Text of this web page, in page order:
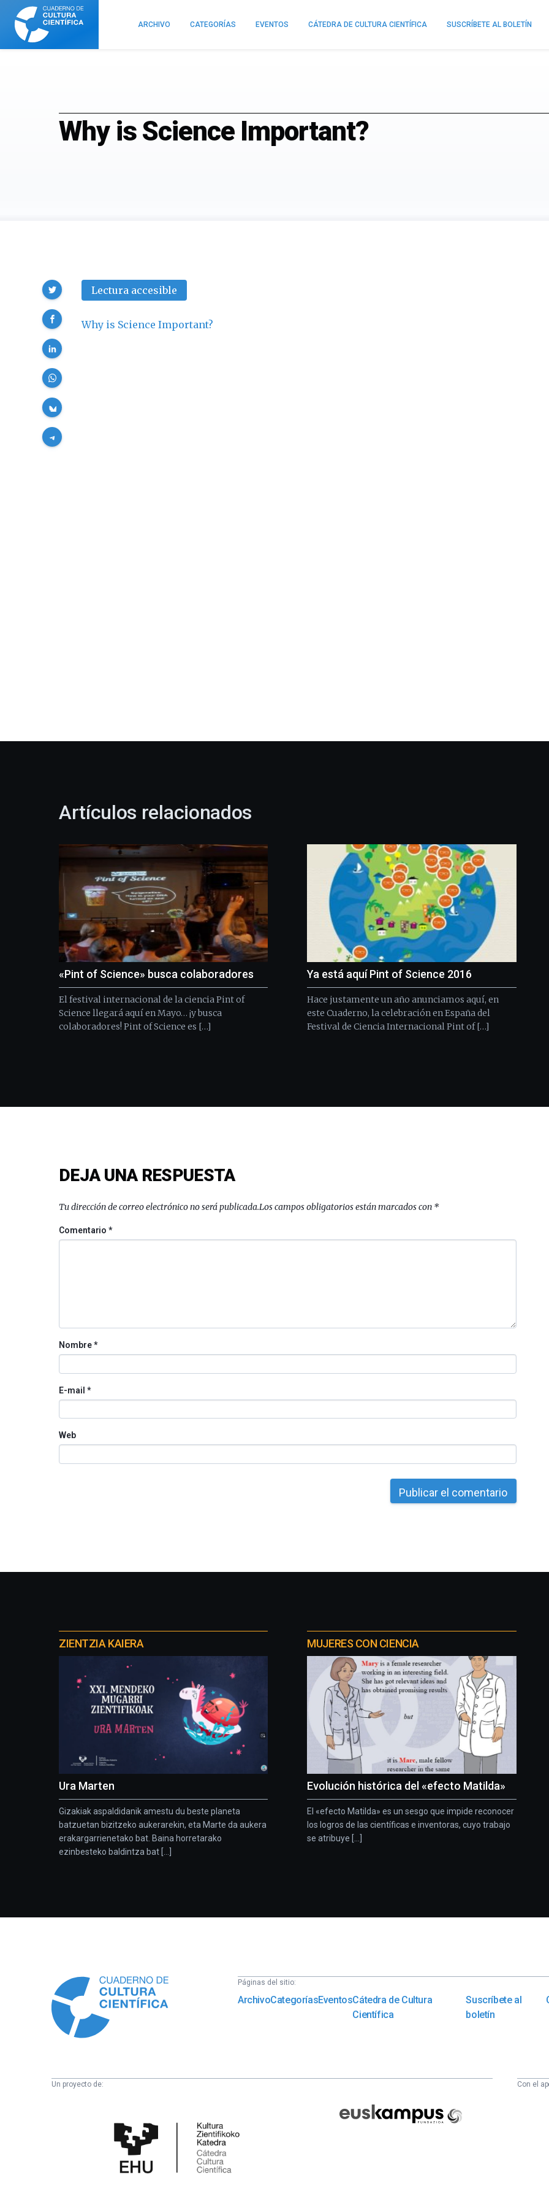
Cuaderno
Cultura
Científica
ARCHIVO CATEGORÍAS EVENTOS CÁTEDRA DE CULTURA CIENTÍFICA SUSCRÍBETE AL BOLETÍN
Why is Science Important?
Lectura accesible
Why is Science Important?
Compartir
Artículos relacionados
«Pint of Science» busca colaboradores
El festival internacional de la ciencia Pint of
Science llegará aquí en Mayo… ¡y busca
colaboradores! Pint of Science es […]
Ya está aquí Pint of Science 2016
Hace justamente un año anunciamos aquí, en
este Cuaderno, la celebración en España del
Festival de Ciencia Internacional Pint of […]
DEJA UNA RESPUESTA
Tu dirección de correo electrónico no será publicada.Los campos obligatorios están marcados con *
Comentario*
Nombre*
E-mail *
Web
proyectos
ZIENTZIA KAIERA
Ura Marten
Gizakiak aspaldidanik amestu du beste planeta
batzuetan bizitzeko aukerarekin, eta Marte da aukera
erakargarrienetako bat. Baina horretarako
ezinbesteko baldintza bat [...]
MUJERES CON CIENCIA
Evolución histórica del «efecto Matilda»
El «efecto Matilda» es un sesgo que impide reconocer
los logros de las científicas e inventoras, cuyo trabajo
se atribuye [...]
Páginas del sitio:
ArchivoCategoríasEventosCátedra de Cultura
Científica
Suscríbete al
boletín
Un proyecto de:
Científica
Fundazioa
Con el